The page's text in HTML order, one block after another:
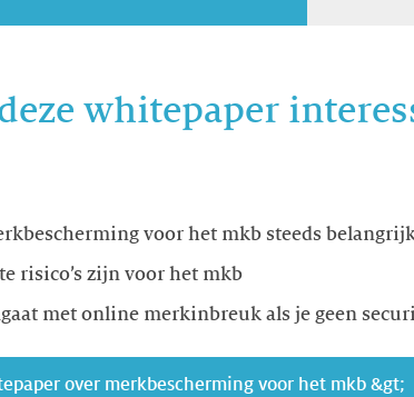
whitepaper
voor het mkb steeds
risico’s zijn voor het mkb
met online merkinbreuk als je geen
over merkbescherming voor het mkb &gt;